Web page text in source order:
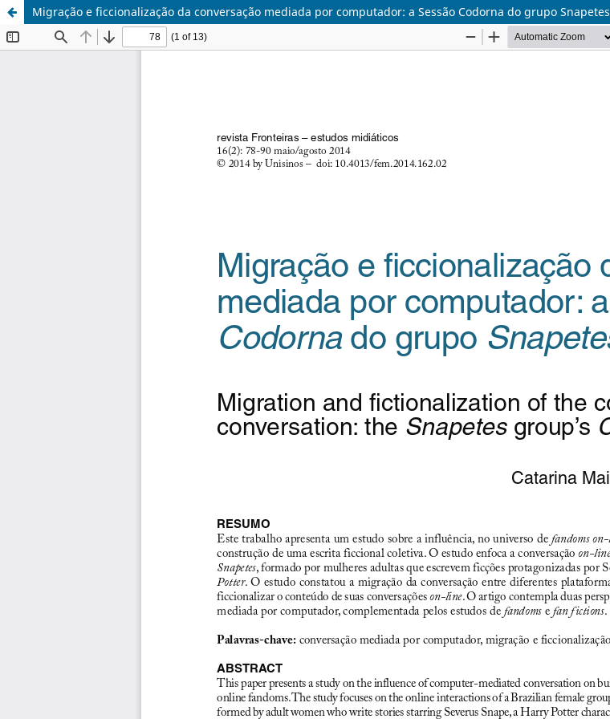
Migração e ficcionalização da conversação mediada por computador: a Sessão Codorna do grupo Snapetes